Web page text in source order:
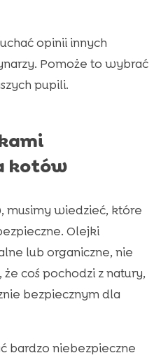
opinii innych
Pomoże to wybrać
pupili.
kotów
wiedzieć, które
Olejki
lub organiczne, nie
coś pochodzi z natury,
bezpiecznym dla
bardzo niebezpieczne